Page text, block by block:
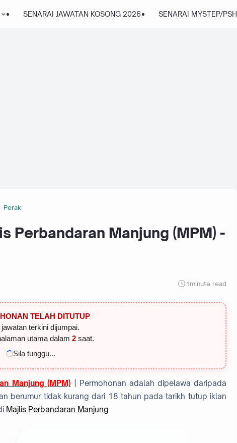
SENARAI JAWATAN KOSONG 2026 SENARAI MYSTEP/PSH
Perak
Perbandaran Manjung (MPM) -
1minute read
TELAH DITUTUP
jawatan terkini dijumpai.
utama dalam 1saat.
Sila tunggu...
Manjung (MPM) | Permohonan adalah dipelawa daripada
berumur tidak kurang dari 18 tahun pada tarikh tutup iklan
Majlis Perbandaran Manjung